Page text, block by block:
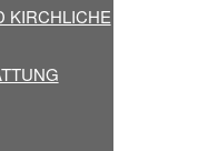
KIRCHLICHE